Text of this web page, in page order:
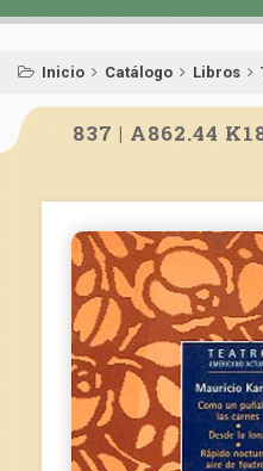
Inicio Catálogo Libros
837 | A862.44